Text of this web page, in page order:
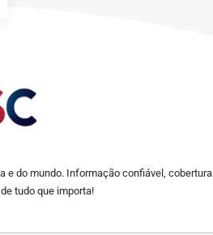
e do mundo. Informação confiável, cobertura
tudo que importa!